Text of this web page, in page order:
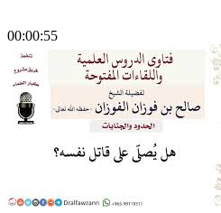
00:00:55